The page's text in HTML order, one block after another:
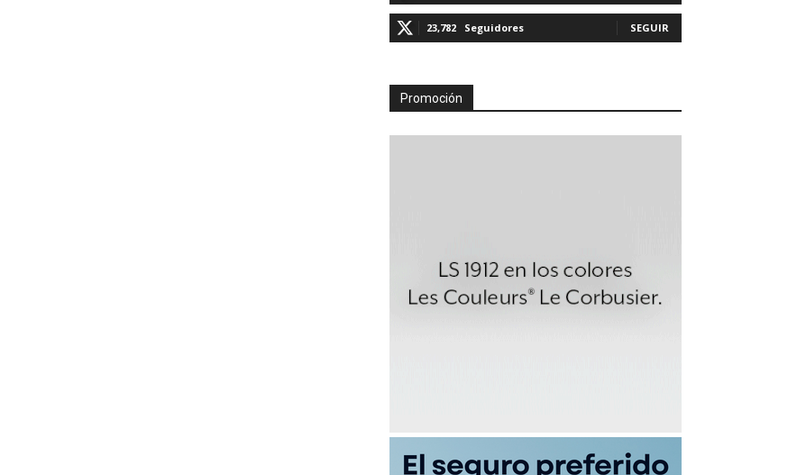
23,782 Seguidores SEGUIR
Promoción